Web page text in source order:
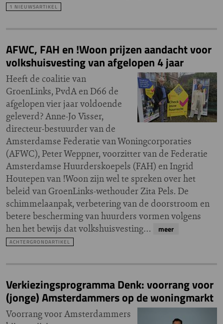
1 NIEUWSARTIKEL
AFWC, FAH en !Woon prijzen aandacht voor
volkshuisvesting van afgelopen 4 jaar
Heeft de coalitie van
GroenLinks, PvdA en D66 de
afgelopen vier jaar voldoende
geleverd? Anne-Jo Visser,
directeur-bestuurder van de
Amsterdamse Federatie van Woningcorporaties
(AFWC), Peter Weppner, voorzitter van de Federatie
Amsterdamse Huurderskoepels (FAH) en Ingrid
Houtepen van !Woon zijn wel te spreken over het
beleid van GroenLinks-wethouder Zita Pels. De
schimmelaanpak, verbetering van de doorstroom en
betere bescherming van huurders vormen volgens
hen het bewijs dat volkshuisvesting…
meer
ACHTERGRONDARTIKEL
Verkiezingsprogramma Denk: voorrang voor
(jonge) Amsterdammers op de woningmarkt
Voorrang voor Amsterdammers